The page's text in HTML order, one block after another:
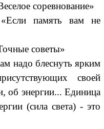
соревнование»
память вам не
советы»
надо блеснуть ярким
своей
об энергии... Единица
(сила света) - это